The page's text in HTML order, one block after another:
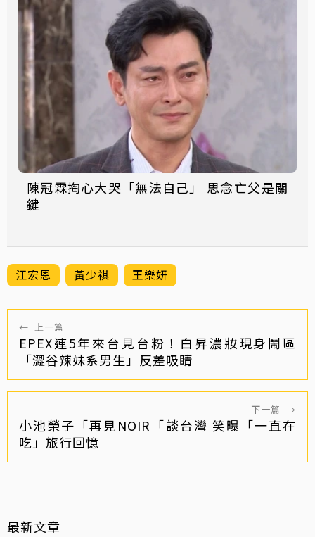
陳冠霖掏心大哭「無法自己」 思念亡父是關
鍵
江宏恩 黃少祺 王樂妍
← 上一篇
EPEX連5年來台見台粉！白昇濃妝現身鬧區
「澀谷辣妹系男生」反差吸睛
下一篇 →
小池榮子「再見NOIR「談台灣 笑曝「一直在
吃」旅行回憶
最新文章